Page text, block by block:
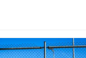
FCB Barcelona